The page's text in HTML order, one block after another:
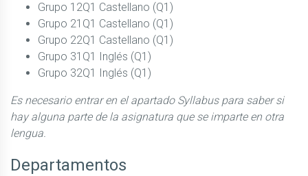
Grupo 12Q1 Castellano (Q1)
Grupo 21Q1 Castellano (Q1)
Grupo 22Q1 Castellano (Q1)
Grupo 31Q1 Inglés (Q1)
Grupo 32Q1 Inglés (Q1)
Es necesario entrar en el apartado Syllabus para saber si
hay alguna parte de la asignatura que se imparte en otra
lengua.
Departamentos